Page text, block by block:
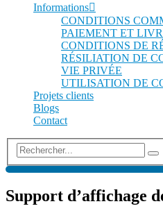
Informations
CONDITIONS
PAIEMENT ET
CONDITIONS DE
RÉSILIATION DE
VIE PRIVÉE
UTILISATION DE
Projets clients
Blogs
Contact
Support d’affichage